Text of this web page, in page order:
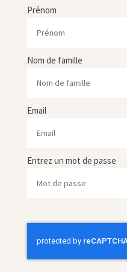
Prénom
Nom de famille
Email
Entrez un mot de passe